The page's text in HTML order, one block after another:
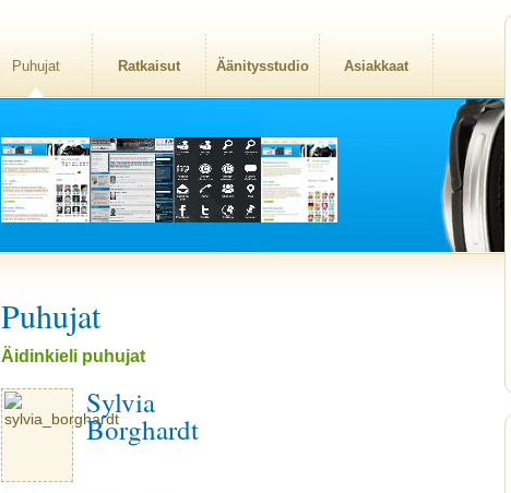
Puhujat Ratkaisut Äänitysstudio Asiakkaat
Puhujat
Äidinkieli puhujat
Sylvia
Borghardt